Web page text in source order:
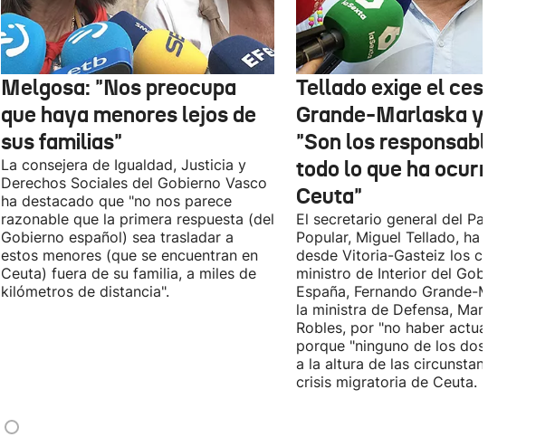
Melgosa: "Nos preocupa
que haya menores lejos de
sus familias"
La consejera de Igualdad, Justicia y
Derechos Sociales del Gobierno Vasco
ha destacado que "no nos parece
razonable que la primera respuesta (del
Gobierno español) sea trasladar a
estos menores (que se encuentran en
Ceuta) fuera de su familia, a miles de
kilómetros de distancia".
Tellado exige el cese de
Grande-Marlaska y
"Son los responsables de
todo lo que ha ocurrido en
Ceuta"
El secretario general del Partido
Popular, Miguel Tellado, ha exigido
desde Vitoria-Gasteiz los ceses del
ministro de Interior del Gobierno de
España, Fernando Grande-Marlaska, y
la ministra de Defensa, Margarita
Robles, por "no haber actuado" y
porque "ninguno de los dos ha
a la altura de las circunstancias" ante
crisis migratoria de Ceuta.